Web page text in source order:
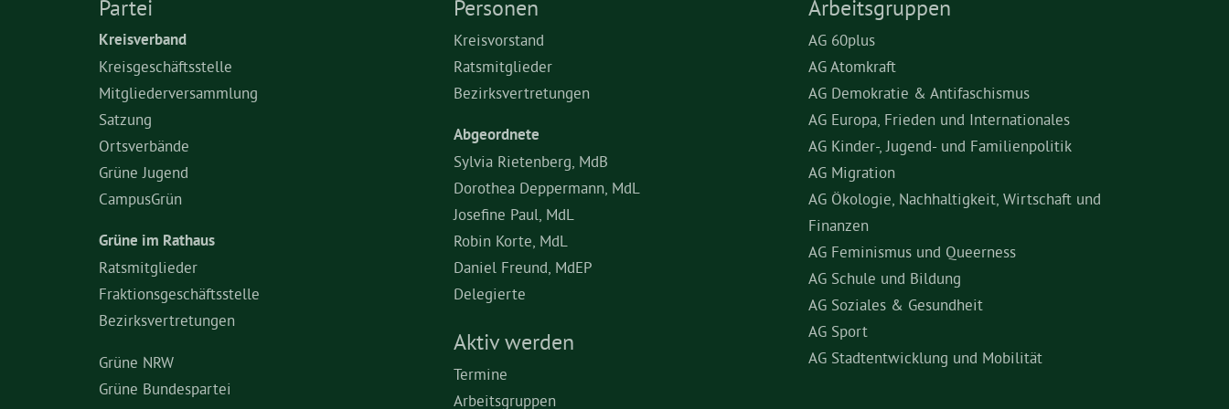
Partei
Kreisverband
Kreisgeschäftsstelle
Mitgliederversammlung
Satzung
Ortsverbände
Grüne Jugend
CampusGrün
Grüne im Rathaus
Ratsmitglieder
Fraktionsgeschäftsstelle
Bezirksvertretungen
Grüne NRW
Grüne Bundespartei
Personen
Kreisvorstand
Ratsmitglieder
Bezirksvertretungen
Abgeordnete
Sylvia Rietenberg, MdB
Dorothea Deppermann, MdL
Josefine Paul, MdL
Robin Korte, MdL
Daniel Freund, MdEP
Delegierte
Aktiv werden
Termine
Arbeitsgruppen
Arbeitsgruppen
AG 60plus
AG Atomkraft
AG Demokratie & Antifaschismus
AG Europa, Frieden und Internationales
AG Kinder-, Jugend- und Familienpolitik
AG Migration
AG Ökologie, Nachhaltigkeit, Wirtschaft und
Finanzen
AG Feminismus und Queerness
AG Schule und Bildung
AG Soziales & Gesundheit
AG Sport
AG Stadtentwicklung und Mobilität